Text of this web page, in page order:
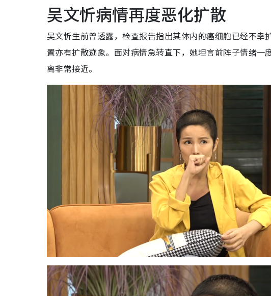
吴文忻病情再度恶化扩散
吴文忻生前曾透露，检查报告指出其体内的癌细胞已经不
置亦有扩散迹象。面对病情急转直下，她坦言前阵子情绪
离非常接近。